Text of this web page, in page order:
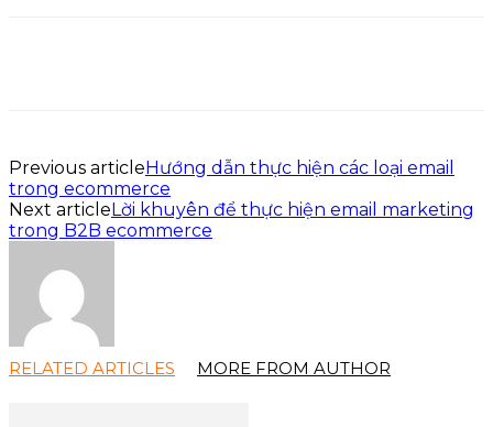
Previous articleHướng dẫn thực hiện các loại email
trong ecommerce
Next articleLời khuyên để thực hiện email marketing
trong B2B ecommerce
RELATED ARTICLES MORE FROM AUTHOR